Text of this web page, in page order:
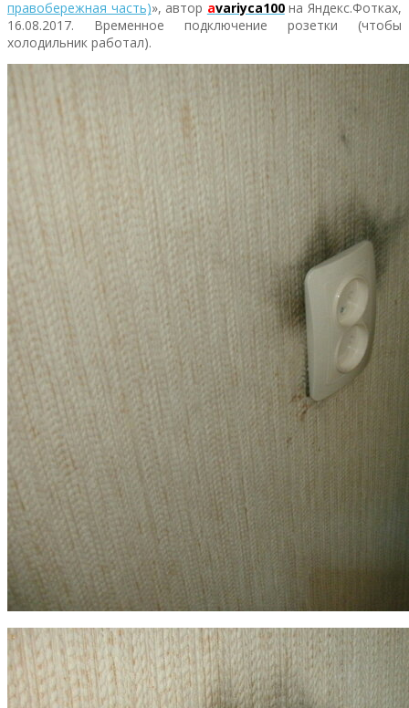
правобережная часть)», автор avariyca100на Яндекс.Фотках,
16.08.2017. Временное подключение розетки (чтобы
холодильник работал).